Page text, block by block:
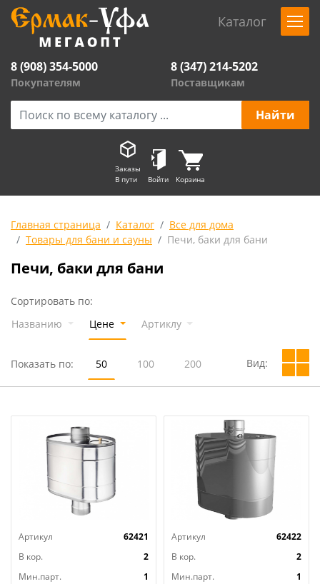
Каталог
8 (908) 354-5000
Покупателям
8 (347) 214-5202
Поставщикам
Заказы
В пути
Войти Корзина
Главная страница Каталог
Все для дома
Товары для бани и сауны
Печи, баки для бани
Печи, баки для бани
Сортировать по:
Названию
Цене Артиклу
Показать по: 50 100 200 Вид:
Артикул
62421
В кор.
2
Мин.парт.
1
Артикул
62422
В кор.
2
Мин.парт.
1